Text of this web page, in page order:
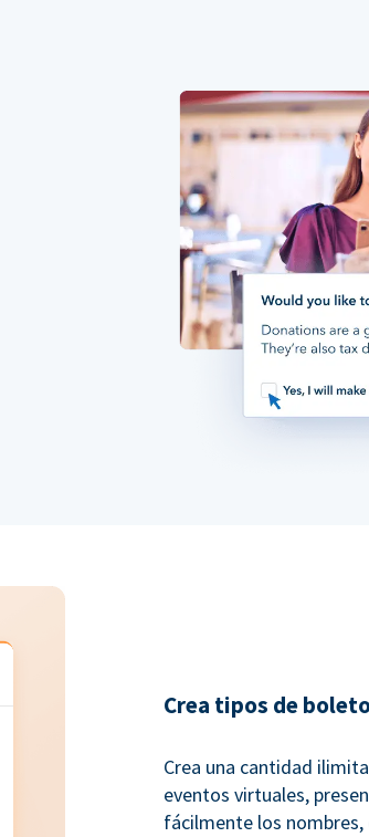
Crea tipos de
Crea una cantidad
eventos virtuales,
fácilmente los